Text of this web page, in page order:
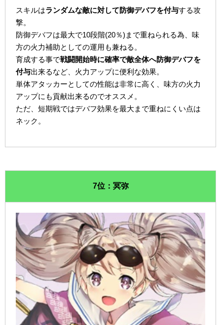
スキルはランダムな敵に対して防御デバフを付与する攻
撃。
防御デバフは最大で10段階(20％)まで重ねられる為、味
方の火力補助としての運用も兼ねる。
育成する事で戦闘開始時に確率で敵全体へ防御デバフを
付与出来るなど、火力アップに便利な効果。
単体アタッカーとしての性能は非常に高く、味方の火力
アップにも貢献出来るのでオススメ。
ただ、短期戦ではデバフ効果を最大まで重ねにくい点は
ネック。
7位：冥弥